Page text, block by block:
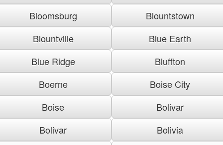
Bloomsburg
Blountstown
Blountville
Blue Earth
Blue Ridge
Bluffton
Boerne
Boise City
Boise
Bolivar
Bolivar
Bolivia